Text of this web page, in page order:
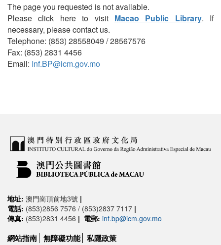
The page you requested is not available.
Please click here to visit Macao Public Library. If
necessary, please contact us.
Telephone: (853) 28558049 / 28567576
Fax: (853) 2831 4456
Email: Inf.BP@icm.gov.mo
地址: 澳門崗頂前地3號 |
電話: (853)2856 7576 / (853)2837 7117 |
傳真: (853)2831 4456 | 電郵: inf.bp@icm.gov.mo
網站指南 無障礙功能 私隱政策